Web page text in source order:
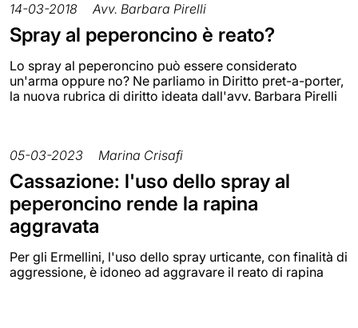
14-03-2018 Avv. Barbara Pirelli
Spray al peperoncino è reato?
Lo spray al peperoncino può essere considerato
un'arma oppure no? Ne parliamo in Diritto pret-a-porter,
la nuova rubrica di diritto ideata dall'avv. Barbara Pirelli
05-03-2023 Marina Crisafi
Cassazione: l'uso dello spray al
peperoncino rende la rapina
aggravata
Per gli Ermellini, l'uso dello spray urticante, con finalità di
aggressione, è idoneo ad aggravare il reato di rapina